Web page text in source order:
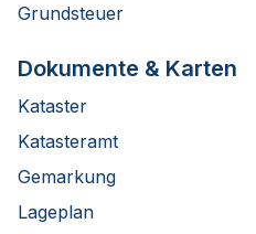
Grundsteuer
Dokumente & Karten
Kataster
Katasteramt
Gemarkung
Lageplan